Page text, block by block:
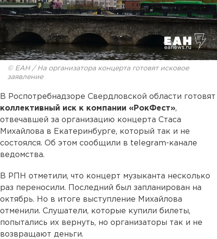
© ЕАН / На организатора концерта готовят исковое
заявление
В Роспотребнадзоре Свердловской области готовят
коллективный иск к компании «РокФест»,
отвечавшей за организацию концерта Стаса
Михайлова в Екатеринбурге, который так и не
состоялся. Об этом сообщили в telegram-канале
ведомства.
В РПН отметили, что концерт музыканта несколько
раз переносили. Последний был запланирован на
октябрь. Но в итоге выступление Михайлова
отменили. Слушатели, которые купили билеты,
попытались их вернуть, но организаторы так и не
возвращают деньги.